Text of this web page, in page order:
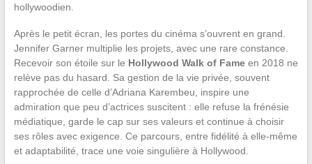
hollywoodien.
Après le petit écran, les portes du cinéma s’ouvrent en grand.
Jennifer Garner multiplie les projets, avec une rare constance.
Recevoir son étoile sur le Hollywood Walk of Fameen 2018 ne
relève pas du hasard. Sa gestion de la vie privée, souvent
rapprochée de celle d’Adriana Karembeu, inspire une
admiration que peu d’actrices suscitent : elle refuse la frénésie
médiatique, garde le cap sur ses valeurs et continue à choisir
ses rôles avec exigence. Ce parcours, entre fidélité à elle-même
et adaptabilité, trace une voie singulière à Hollywood.